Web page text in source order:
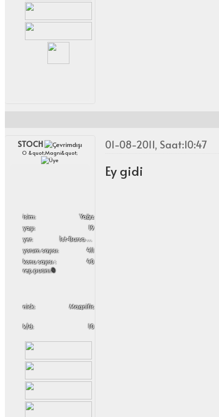
STOCH
O &quot;Magni&quot;
i̇sim:
Yağız
yaşı:
19
yer:
İst-Bursa Arası Gidip Geliyor :D
yorum sayısı:
411
konu sayısı :
40
rep puanı:0
nick: Magnific
k/d: 10
01-08-2011, Saat:10:47
Ey gidi